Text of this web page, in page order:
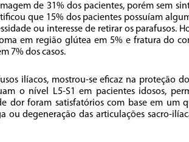
de 31% dos pacientes, porém sem
que 15% dos pacientes possuíam
ou interesse de retirar os parafusos.
em região glútea em 5% e fratura do
7% dos casos.
ilíacos, mostrou-se eficaz na proteção
o nível L5-S1 em pacientes idosos,
dor foram satisfatórios com base em um
ou degeneração das articulações sacro-